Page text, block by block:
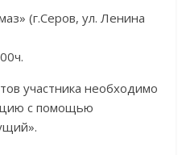
(г.Серов, ул. Ленина
участника необходимо
с помощью